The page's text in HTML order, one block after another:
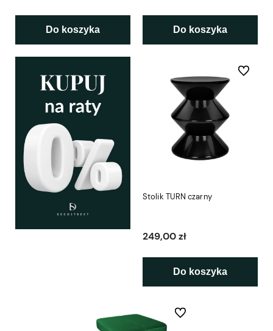
Do koszyka Do koszyka
Stolik TURN czarny
249,00 zł
Do koszyka
Do
Do ulubionych